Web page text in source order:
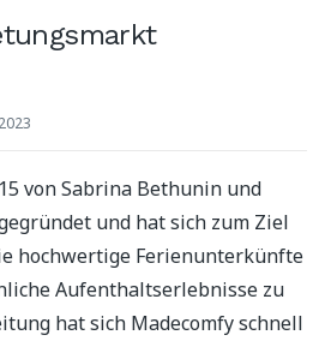
von Sabrina Bethunin und
und hat sich zum Ziel
hochwertige Ferienunterkünfte
Aufenthaltserlebnisse zu
hat sich Madecomfy schnell